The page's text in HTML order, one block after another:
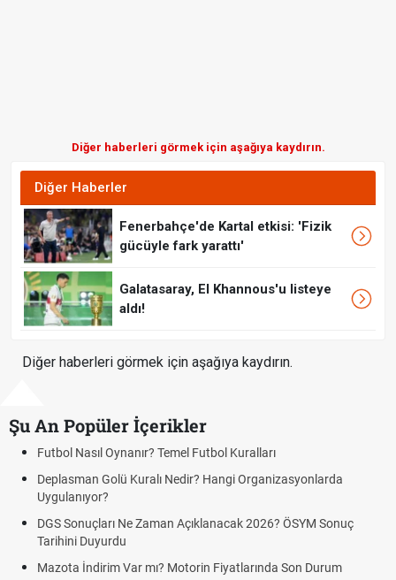
Diğer haberleri görmek için aşağıya kaydırın.
Diğer Haberler
Fenerbahçe'de Kartal etkisi: 'Fizik
gücüyle fark yarattı'
Galatasaray, El Khannous'u listeye
aldı!
Diğer haberleri görmek için aşağıya kaydırın.
Şu An Popüler İçerikler
Nasıl Oynanır? Temel Futbol Kuralları
Golü Kuralı Nedir? Hangi Organizasyonlarda
Sonuçları Ne Zaman Açıklanacak 2026? ÖSYM Sonuç
Duyurdu
İndirim Var mı? Motorin Fiyatlarında Son Durum